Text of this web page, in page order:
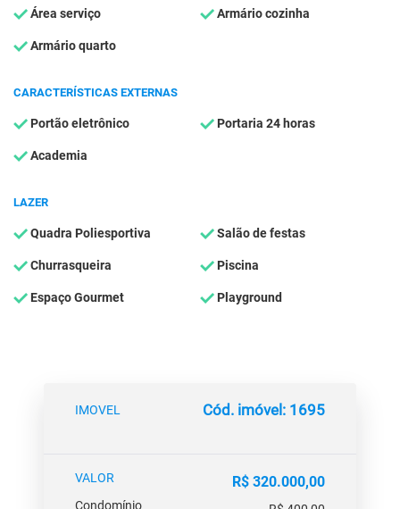
Área serviço Armário cozinha
Armário quarto
CARACTERÍSTICAS EXTERNAS
Portão eletrônico Portaria 24 horas
Academia
LAZER
Quadra Poliesportiva Salão de festas
Churrasqueira Piscina
Espaço Gourmet Playground
IMOVEL Cód. imóvel: 1695
VALOR R$ 320.000,00
Condomínio